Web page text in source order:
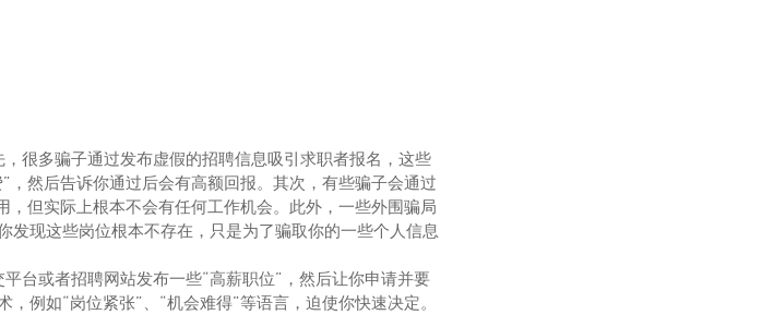
很多骗子通过发布虚假的招聘信息吸引求职者报名，这些
，然后告诉你通过后会有高额回报。其次，有些骗子会通过
，但实际上根本不会有任何工作机会。此外，一些外围骗局
现这些岗位根本不存在，只是为了骗取你的一些个人信息
台或者招聘网站发布一些“高薪职位”，然后让你申请并要
例如“岗位紧张”、“机会难得”等语言，迫使你快速决定。